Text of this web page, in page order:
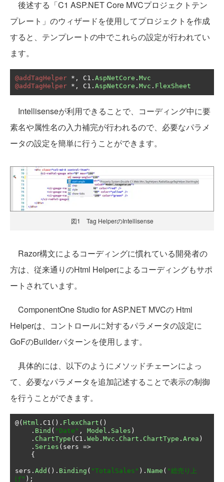
後述する「C1 ASP.NET Core MVCプロジェクトテン
プレート」のウィザードを使用してプロジェクトを作成
すると、テンプレートの中でこれらの設定が行われてい
ます。
@addTagHelper *, C1 . AspNetCore . Mvc
@addTagHelper *, C1 . AspNetCore . Mvc . FlexSheet
Intellisenseが利用できることで、コーディング中に要
素名や属性名の入力補完が行われるので、必要なパラメ
ータの設定を簡単に行うことができます。
図1 Tag HelperのIntellisense
Razor構文によるコーディングに慣れている開発者の
方は、従来通りのHtml Helperによるコーディングもサポ
ートされています。
ComponentOne Studio for ASP.NET MVCの Html
Helperは、コントロールに対するパラメータの設定に
GoFのBuilderパターンを使用します。
具体的には、以下のようにメソッドチェーンによっ
て、必要なパラメータを追加記述することで表示の制御
を行うことができます。
@( Html . C1 (). FlexChart ()
. Bind ( "Date" , Model . Sales )
. ChartType ( C1 . Web . Mvc . Chart . ChartType . Area )
. Series ( sers =>
{
sers . Add (). Binding ( "TotalSales" ). Name ( "総売り上
げ" );